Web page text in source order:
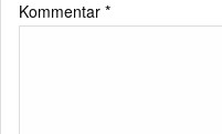
Kommentar *